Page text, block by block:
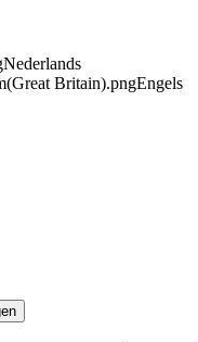
Nederlands
Engels